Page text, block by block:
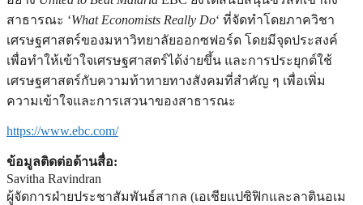
สาธารณะ ‘What Economists Really Do‘ ที่จัดทำโดยภาควิชา
เศรษฐศาสตร์ของมหาวิทยาลัยออกซฟอร์ด โดยมีจุดประสงค์
เพื่อทำให้เข้าใจเศรษฐศาสตร์ได้ง่ายขึ้น และการประยุกต์ใช้
เศรษฐศาสตร์กับความท้าทายทางสังคมที่สำคัญ ๆ เพื่อเพิ่ม
ความเข้าใจและการเสวนาของสาธารณะ
https://www.ebc.com/
ข้อมูลติดต่อด้านสื่อ:
Savitha Ravindran
ผู้จัดการฝ่ายประชาสัมพันธ์สากล (เอเชียแปซิฟิกและลาตินอเม